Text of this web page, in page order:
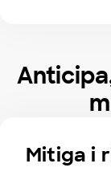
Mitiga i